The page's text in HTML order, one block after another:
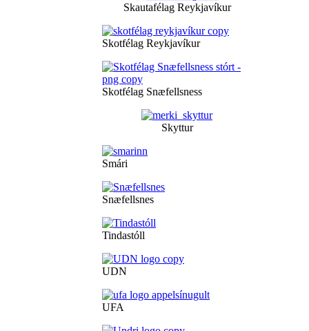
Skautafélag Reykjavíkur
Skotfélag Reykjavíkur
Skotfélag Snæfellsness
Skyttur
Smári
Snæfellsnes
Tindastóll
UDN
UFA